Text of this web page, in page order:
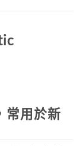
常用於新